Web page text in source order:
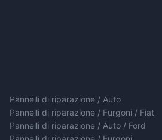
Pannelli di riparazione / Auto
Pannelli di riparazione / Furgoni / Fiat
Pannelli di riparazione / Auto / Ford